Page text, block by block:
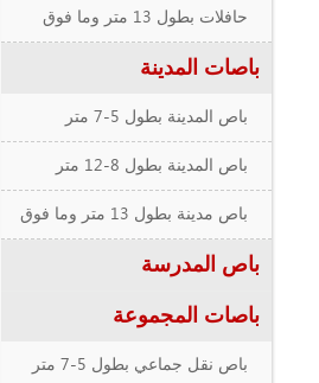
حافلات بطول 13 متر وما فوق
باصات المدينة
باص المدينة بطول 5-7 متر
باص المدينة بطول 8-12 متر
باص مدينة بطول 13 متر وما فوق
باص المدرسة
باصات المجموعة
باص نقل جماعي بطول 5-7 متر